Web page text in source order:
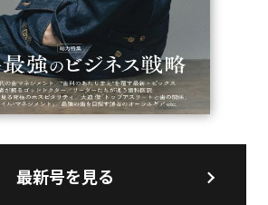
最新号を見る